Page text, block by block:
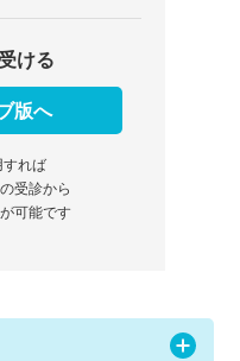
ける
版へ
すれば
受診から
可能です